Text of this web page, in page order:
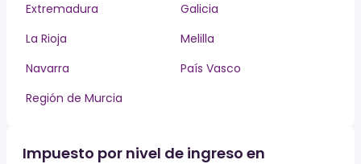
Extremadura
Galicia
La Rioja
Melilla
Navarra
País Vasco
Región de Murcia
Impuesto por nivel de ingreso en